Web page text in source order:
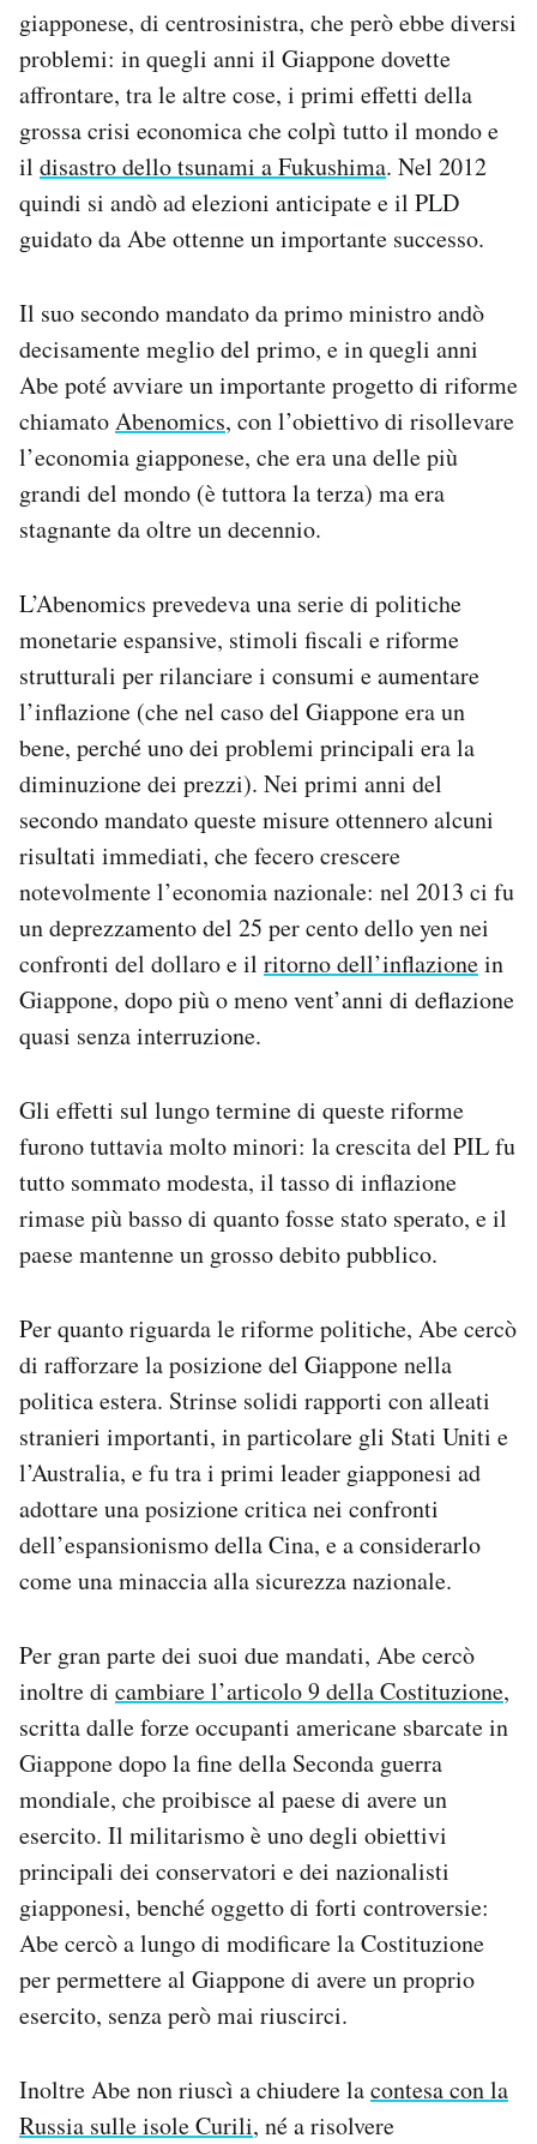
giapponese, di centrosinistra, che però ebbe diversi
problemi: in quegli anni il Giappone dovette
affrontare, tra le altre cose, i primi effetti della
grossa crisi economica che colpì tutto il mondo e
il disastro dello tsunami a Fukushima. Nel 2012
quindi si andò ad elezioni anticipate e il PLD
guidato da Abe ottenne un importante successo.
Il suo secondo mandato da primo ministro andò
decisamente meglio del primo, e in quegli anni
Abe poté avviare un importante progetto di riforme
chiamatoAbenomics, con l’obiettivo di risollevare
l’economia giapponese, che era una delle più
grandi del mondo (è tuttora la terza) ma era
stagnante da oltre un decennio.
L’Abenomics prevedeva una serie di politiche
monetarie espansive, stimoli fiscali e riforme
strutturali per rilanciare i consumi e aumentare
l’inflazione (che nel caso del Giappone era un
bene, perché uno dei problemi principali era la
diminuzione dei prezzi). Nei primi anni del
secondo mandato queste misure ottennero alcuni
risultati immediati, che fecero crescere
notevolmente l’economia nazionale: nel 2013 ci fu
un deprezzamento del 25 per cento dello yen nei
confronti del dollaro e il ritorno dell’inflazionein
Giappone, dopo più o meno vent’anni di deflazione
quasi senza interruzione.
Gli effetti sul lungo termine di queste riforme
furono tuttavia molto minori: la crescita del PIL fu
tutto sommato modesta, il tasso di inflazione
rimase più basso di quanto fosse stato sperato, e il
paese mantenne un grosso debito pubblico.
Per quanto riguarda le riforme politiche, Abe cercò
di rafforzare la posizione del Giappone nella
politica estera. Strinse solidi rapporti con alleati
stranieri importanti, in particolare gli Stati Uniti e
l’Australia, e fu tra i primi leader giapponesi ad
adottare una posizione critica nei confronti
dell’espansionismo della Cina, e a considerarlo
come una minaccia alla sicurezza nazionale.
Per gran parte dei suoi due mandati, Abe cercò
inoltre di cambiare l’articolo 9 della Costituzione,
scritta dalle forze occupanti americane sbarcate in
Giappone dopo la fine della Seconda guerra
mondiale, che proibisce al paese di avere un
esercito. Il militarismo è uno degli obiettivi
principali dei conservatori e dei nazionalisti
giapponesi, benché oggetto di forti controversie:
Abe cercò a lungo di modificare la Costituzione
per permettere al Giappone di avere un proprio
esercito, senza però mai riuscirci.
Inoltre Abe non riuscì a chiudere lacontesa con la
Russia sulle isole Curili, né a risolvere